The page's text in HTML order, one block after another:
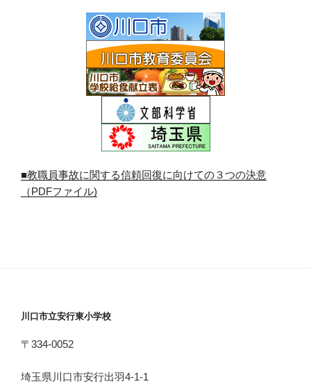
■教職員事故に関する信頼回復に向けての３つの決意
（PDFファイル)
川口市立安行東小学校
〒334-0052
埼玉県川口市安行出羽4-1-1